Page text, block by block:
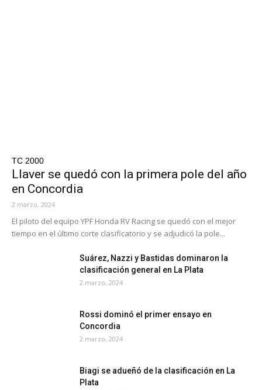
TC 2000
Llaver se quedó con la primera pole del año
en Concordia
2 marzo, 2024
El piloto del equipo YPF Honda RV Racing se quedó con el mejor
tiempo en el último corte clasificatorio y se adjudicó la pole...
Suárez, Nazzi y Bastidas dominaron la
clasificación general en La Plata
2 marzo, 2024
Rossi dominó el primer ensayo en
Concordia
2 marzo, 2024
Biagi se adueñó de la clasificación en La
Plata